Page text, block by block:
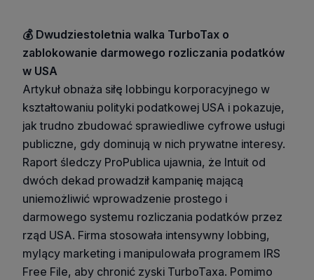
💰 Dwudziestoletnia walka TurboTax o
zablokowanie darmowego rozliczania podatków
w USA
Artykuł obnaża siłę lobbingu korporacyjnego w
kształtowaniu polityki podatkowej USA i pokazuje,
jak trudno zbudować sprawiedliwe cyfrowe usługi
publiczne, gdy dominują w nich prywatne interesy.
Raport śledczy ProPublica ujawnia, że Intuit od
dwóch dekad prowadził kampanię mającą
uniemożliwić wprowadzenie prostego i
darmowego systemu rozliczania podatków przez
rząd USA. Firma stosowała intensywny lobbing,
mylący marketing i manipulowała programem IRS
Free File, aby chronić zyski TurboTaxa. Pomimo